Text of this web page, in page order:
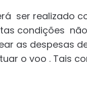
ser realizado
condições
as despesas
o voo . Tais